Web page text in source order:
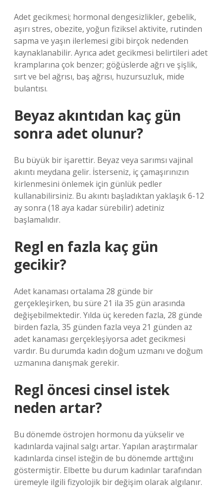
Adet gecikmesi; hormonal dengesizlikler, gebelik,
aşırı stres, obezite, yoğun fiziksel aktivite, rutinden
sapma ve yaşın ilerlemesi gibi birçok nedenden
kaynaklanabilir. Ayrıca adet gecikmesi belirtileri adet
kramplarına çok benzer; göğüslerde ağrı ve şişlik,
sırt ve bel ağrısı, baş ağrısı, huzursuzluk, mide
bulantısı.
Beyaz akıntıdan kaç gün
sonra adet olunur?
Bu büyük bir işarettir. Beyaz veya sarımsı vajinal
akıntı meydana gelir. İsterseniz, iç çamaşırınızın
kirlenmesini önlemek için günlük pedler
kullanabilirsiniz. Bu akıntı başladıktan yaklaşık 6-12
ay sonra (18 aya kadar sürebilir) adetiniz
başlamalıdır.
Regl en fazla kaç gün
gecikir?
Adet kanaması ortalama 28 günde bir
gerçekleşirken, bu süre 21 ila 35 gün arasında
değişebilmektedir. Yılda üç kereden fazla, 28 günde
birden fazla, 35 günden fazla veya 21 günden az
adet kanaması gerçekleşiyorsa adet gecikmesi
vardır. Bu durumda kadın doğum uzmanı ve doğum
uzmanına danışmak gerekir.
Regl öncesi cinsel istek
neden artar?
Bu dönemde östrojen hormonu da yükselir ve
kadınlarda vajinal salgı artar. Yapılan araştırmalar
kadınlarda cinsel isteğin de bu dönemde arttığını
göstermiştir. Elbette bu durum kadınlar tarafından
üremeyle ilgili fizyolojik bir değişim olarak algılanır.